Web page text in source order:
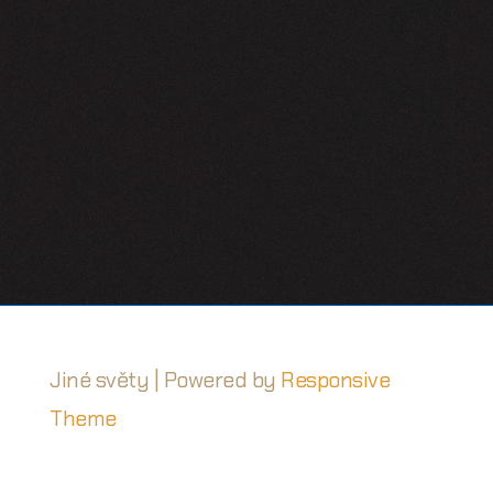
Jiné světy | Powered by Responsive
Theme